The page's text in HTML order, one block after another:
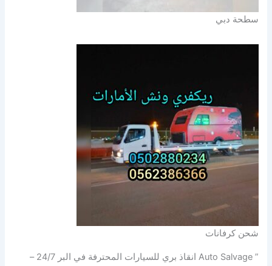
سطحة دبي
شحن كرفانات
” Auto Salvage انقاذ بري للسيارات المحترفة في البر 24/7 –